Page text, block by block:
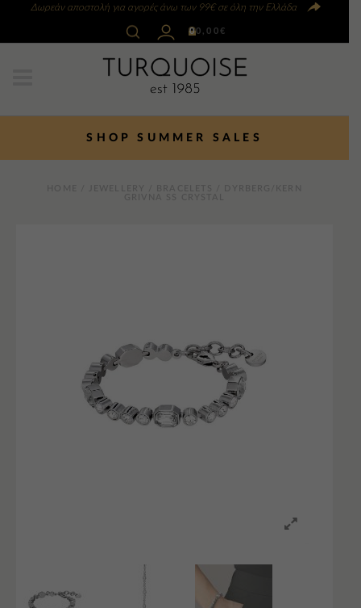
Δωρεάν αποστολή για αγορές άνω των 99€ σε όλη την Ελλάδα
00,00€
SHOP SUMMER SALES